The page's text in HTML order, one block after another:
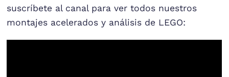
suscríbete al canal para ver todos nuestros
montajes acelerados y análisis de LEGO: